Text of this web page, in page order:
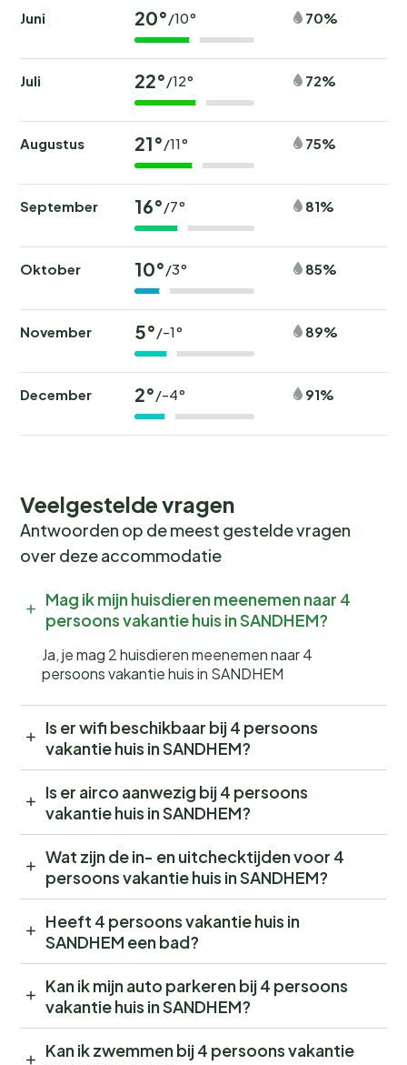
Juni 20°/10° 70%
Juli 22°/12° 72%
Augustus 21°/11° 75%
September 16°/7° 81%
Oktober 10°/3° 85%
November 5°/-1° 89%
December 2°/-4° 91%
Veelgestelde vragen
Antwoorden op de meest gestelde vragen
over deze accommodatie
Mag ik mijn huisdieren meenemen naar 4
persoons vakantie huis in SANDHEM?
Ja, je mag 2 huisdieren meenemen naar 4
persoons vakantie huis in SANDHEM
Is er wifi beschikbaar bij 4 persoons
vakantie huis in SANDHEM?
Is er airco aanwezig bij 4 persoons
vakantie huis in SANDHEM?
Wat zijn de in- en uitchecktijden voor 4
persoons vakantie huis in SANDHEM?
Heeft 4 persoons vakantie huis in
SANDHEM een bad?
Kan ik mijn auto parkeren bij 4 persoons
vakantie huis in SANDHEM?
Kan ik zwemmen bij 4 persoons vakantie